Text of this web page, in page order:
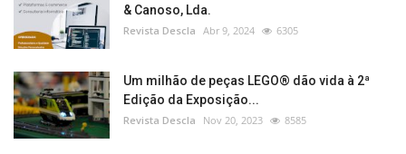
& Canoso, Lda.
Revista Descla Abr 9, 2024 6305
Um milhão de peças LEGO® dão vida à 2ª
Edição da Exposição...
Revista Descla Nov 20, 2023 8585